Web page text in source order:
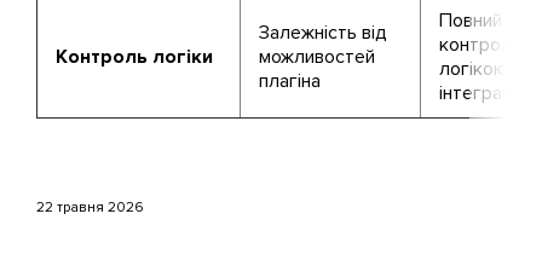
Контроль логіки
Залежність від
можливостей
плагіна
Повний
контроль
логікою
інтеграції
22 травня 2026